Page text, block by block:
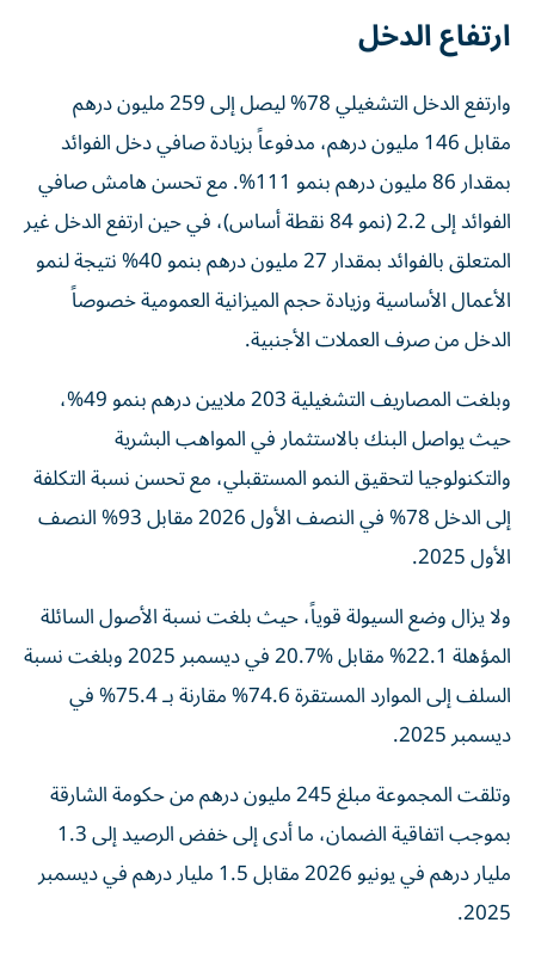
ارتفاع الدخل
وارتفع الدخل التشغيلي 78% ليصل إلى 259 مليون درهم
مقابل 146 مليون درهم، مدفوعاً بزيادة صافي دخل الفوائد
بمقدار 86 مليون درهم بنمو 111%. مع تحسن هامش صافي
الفوائد إلى 2.2 (نمو 84 نقطة أساس)، في حين ارتفع الدخل غير
المتعلق بالفوائد بمقدار 27 مليون درهم بنمو 40% نتيجة لنمو
الأعمال الأساسية وزيادة حجم الميزانية العمومية خصوصاً
الدخل من صرف العملات الأجنبية.
وبلغت المصاريف التشغيلية 203 ملايين درهم بنمو 49%،
حيث يواصل البنك بالاستثمار في المواهب البشرية
والتكنولوجيا لتحقيق النمو المستقبلي، مع تحسن نسبة التكلفة
إلى الدخل 78% في النصف الأول 2026 مقابل 93% النصف
الأول 2025.
ولا يزال وضع السيولة قوياً، حيث بلغت نسبة الأصول السائلة
المؤهلة 22.1% مقابل %20.7 في ديسمبر 2025 وبلغت نسبة
السلف إلى الموارد المستقرة 74.6% مقارنة بـ 75.4% في
ديسمبر 2025.
وتلقت المجموعة مبلغ 245 مليون درهم من حكومة الشارقة
بموجب اتفاقية الضمان، ما أدى إلى خفض الرصيد إلى 1.3
مليار درهم في يونيو 2026 مقابل 1.5 مليار درهم في ديسمبر
2025.